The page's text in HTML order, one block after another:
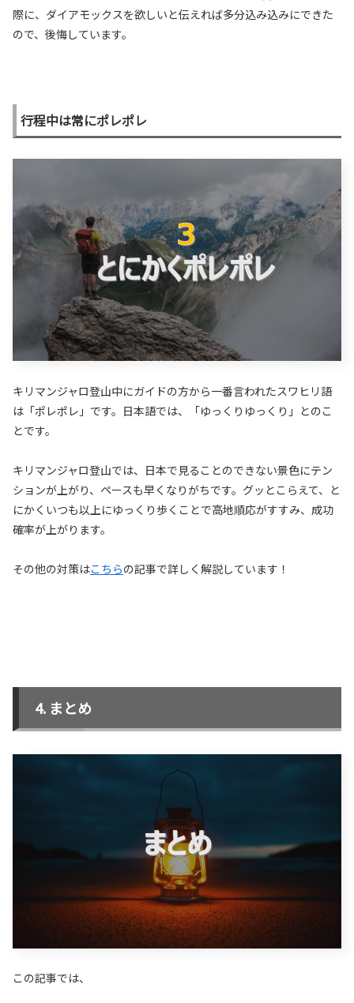
際に、ダイアモックスを欲しいと伝えれば多分込み込みにできた
ので、後悔しています。
行程中は常にポレポレ
キリマンジャロ登山中にガイドの方から一番言われたスワヒリ語
は「ポレポレ」です。日本語では、「ゆっくりゆっくり」とのこ
とです。
キリマンジャロ登山では、日本で見ることのできない景色にテン
ションが上がり、ペースも早くなりがちです。グッとこらえて、と
にかくいつも以上にゆっくり歩くことで高地順応がすすみ、成功
確率が上がります。
その他の対策はこちらの記事で詳しく解説しています！
まとめ
この記事では、